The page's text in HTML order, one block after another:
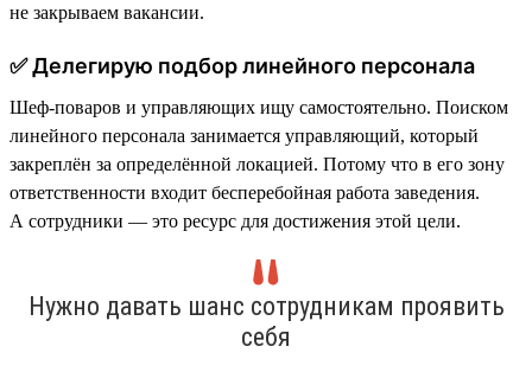
не закрываем вакансии.
✅ Делегирую подбор линейного персонала
Шеф-поваров и управляющих ищу самостоятельно. Поиском
линейного персонала занимается управляющий, который
закреплён за определённой локацией. Потому что в его зону
ответственности входит бесперебойная работа заведения.
А сотрудники — это ресурс для достижения этой цели.
Нужно давать шанс сотрудникам проявить
себя